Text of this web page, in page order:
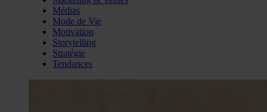
Médias
Mode de Vie
Motivation
Storytelling
Stratégie
Tendances